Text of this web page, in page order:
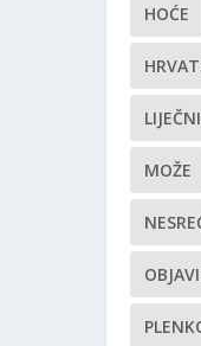
HOĆE
MOŽE